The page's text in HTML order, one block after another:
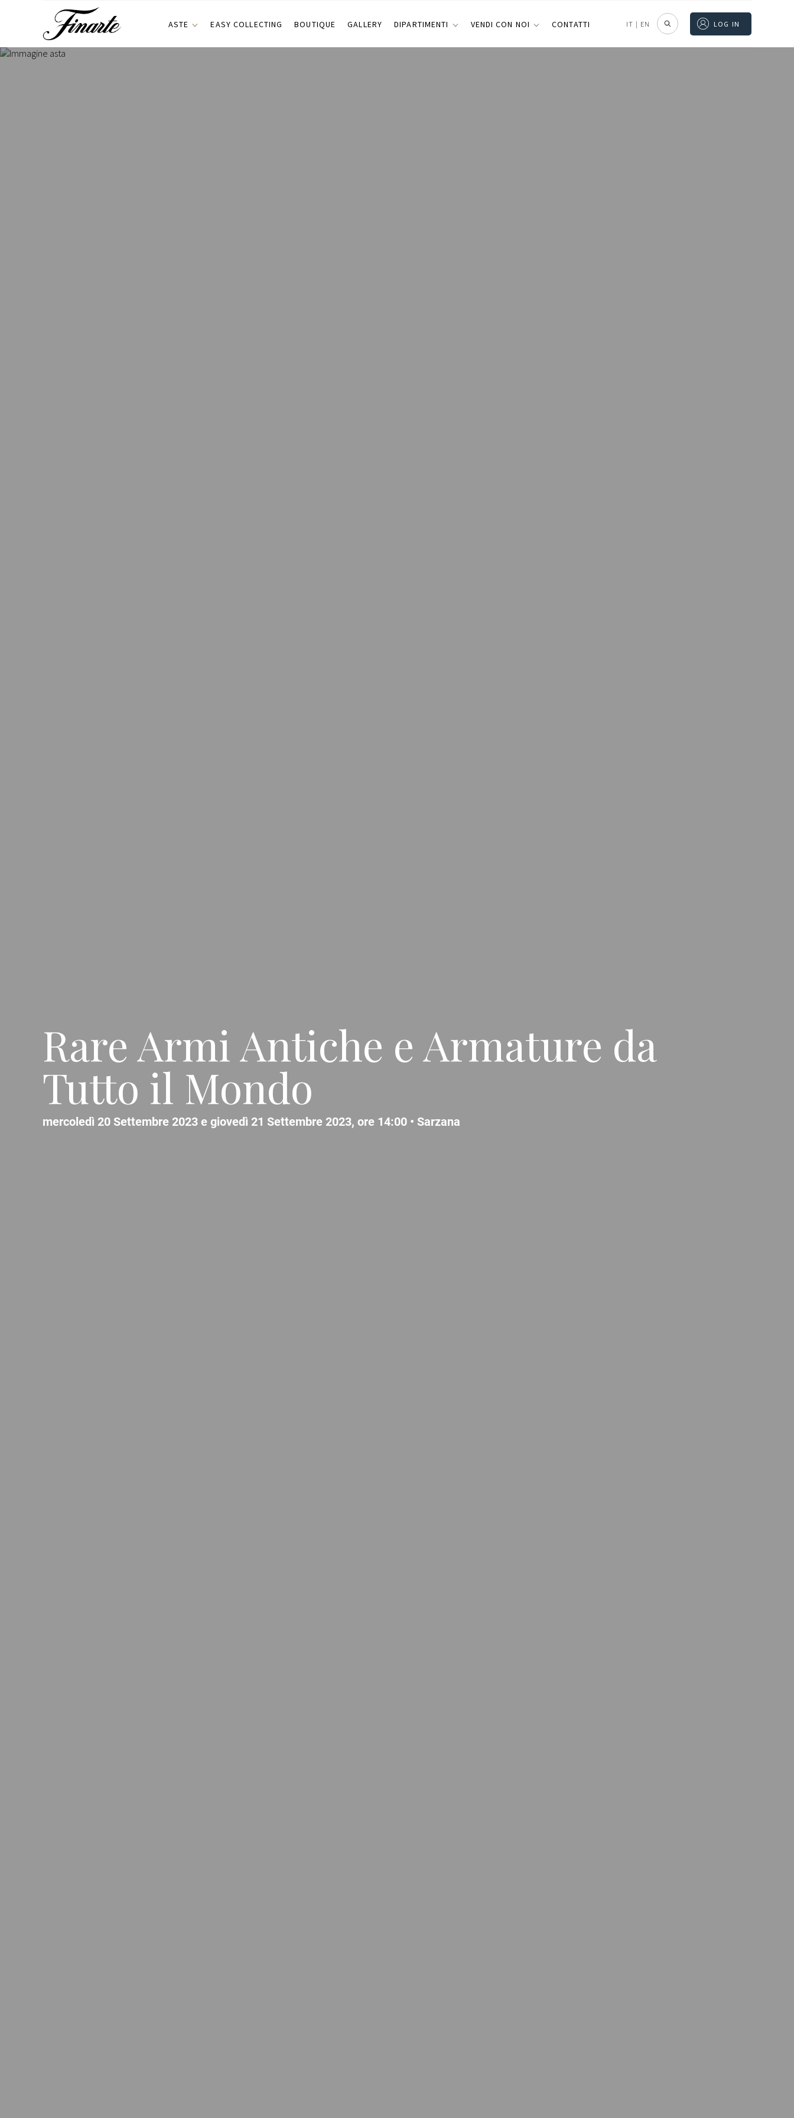
ASTE EASY COLLECTING BOUTIQUE GALLERY DIPARTIMENTI VENDI CON NOI CONTATTI IT | EN LOG IN
Rare Armi Antiche e Armature da
Tutto il Mondo
mercoledì 20 Settembre 2023 e giovedì 21 Settembre 2023, ore 14:00 • Sarzana